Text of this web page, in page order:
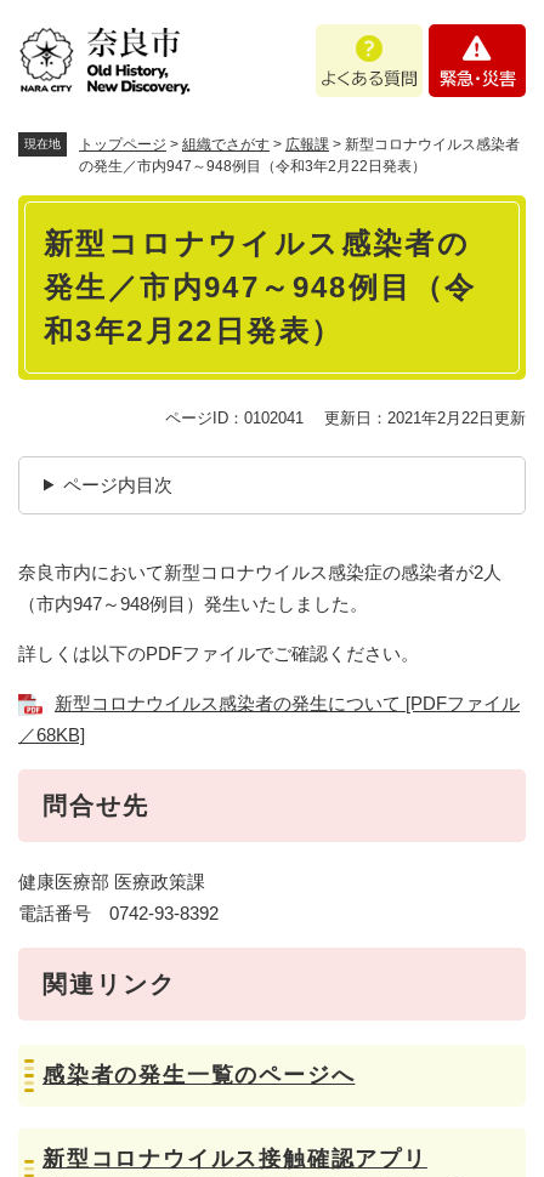
あ
問
・
現在地 トップページ > 組織でさがす > 広報課 > 新型コロナウイルス感染者
の発生／市内947～948例目（令和3年2月22日発表）
本
新型コロナウイルス感染者の
発生／市内947～948例目（令
和3年2月22日発表）
ページID：0102041 更新日：2021年2月22日更新
ページ内目次
奈良市内において新型コロナウイルス感染症の感染者が2人
（市内947～948例目）発生いたしました。
詳しくは以下のPDFファイルでご確認ください。
新型コロナウイルス感染者の発生について [PDFファイル
／68KB]
問合せ先
健康医療部 医療政策課
電話番号 0742-93-8392
関連リンク
感染者の発生一覧のページへ
新型コロナウイルス接触確認アプリ